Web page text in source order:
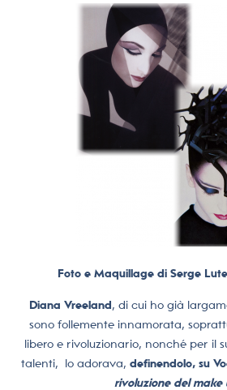
Foto e Maquillage di Serge
Diana Vreeland, di cui ho già
sono follemente innamorata,
libero e rivoluzionario, nonché per il
talenti, lo adorava, definendolo, su
rivoluzione del make